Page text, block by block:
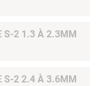
S-2 1.3 À 2.3MM
S-2 2.4 À 3.6MM